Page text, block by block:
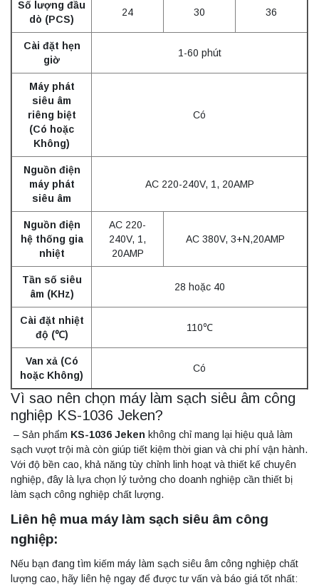
Số lượng đầu
dò (PCS)
24 30 36
Cài đặt hẹn
giờ
1-60 phút
Máy phát
siêu âm
riêng biệt
(Có hoặc
Không)
Có
Nguồn điện
máy phát
siêu âm
AC 220-240V, 1, 20AMP
Nguồn điện
hệ thống gia
nhiệt
AC 220-
240V, 1,
20AMP
AC 380V, 3+N,20AMP
Tần số siêu
âm (KHz)
28 hoặc 40
Cài đặt nhiệt
độ (℃)
110℃
Van xả (Có
hoặc Không)
Có
Vì sao nên chọn máy làm sạch siêu âm công
nghiệp KS-1036 Jeken?
– Sản phẩm KS-1036 Jeken không chỉ mang lại hiệu quả làm
sạch vượt trội mà còn giúp tiết kiệm thời gian và chi phí vận hành.
Với độ bền cao, khả năng tùy chỉnh linh hoạt và thiết kế chuyên
nghiệp, đây là lựa chọn lý tưởng cho doanh nghiệp cần thiết bị
làm sạch công nghiệp chất lượng.
Liên hệ mua máy làm sạch siêu âm công
nghiệp:
Nếu bạn đang tìm kiếm máy làm sạch siêu âm công nghiệp chất
lượng cao, hãy liên hệ ngay để được tư vấn và báo giá tốt nhất: